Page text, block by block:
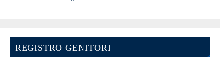
REGISTRO GENITORI